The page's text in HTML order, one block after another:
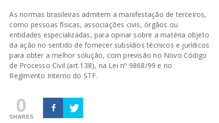
As normas brasileiras admitem a manifestação de terceiros,
como pessoas físicas, associações civis, órgãos ou
entidades especializadas, para opinar sobre a matéria objeto
da ação no sentido de fornecer subsídios técnicos e jurídicos
para obter a melhor solução, com previsão no Novo Código
de Processo Civil (art.138), na Lei nº 9868/99 e no
Regimento Interno do STF.
0
SHARES